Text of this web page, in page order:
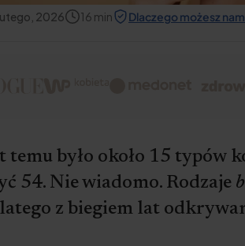
2026 16 min Dlaczego możesz
temu było około 15 typów
54. Nie wiadomo. Rodzaje
z biegiem lat